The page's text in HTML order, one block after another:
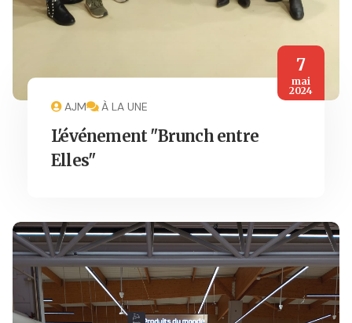
L'événement "Brunch entre
Elles"
AJM À LA UNE
7
mai
2024